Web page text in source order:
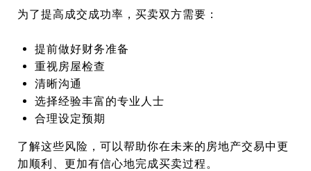
为了提高成交成功率，买卖双方需要：
提前做好财务准备
重视房屋检查
清晰沟通
选择经验丰富的专业人士
合理设定预期
了解这些风险，可以帮助你在未来的房地产交易中更
加顺利、更加有信心地完成买卖过程。